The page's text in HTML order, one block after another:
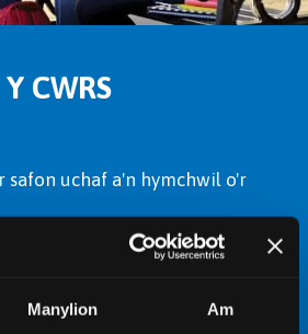
Manylion Am
CWRS
safon uchaf a'n hymchwil o'r